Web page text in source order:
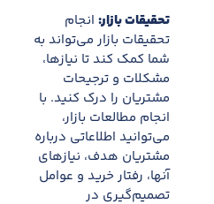
تحقیقات بازار: انجام
تحقیقات بازار می‌تواند به
شما کمک کند تا نیازها،
مشکلات و ترجیحات
مشتریان را درک کنید. با
انجام مطالعات بازار،
می‌توانید اطلاعاتی درباره
مشتریان هدف، نیازهای
آنها، رفتار خرید و عوامل
تصمیم‌گیری در